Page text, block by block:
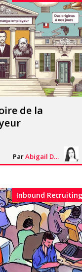
de la
Par Abigail Davies
Inbound Recruiting